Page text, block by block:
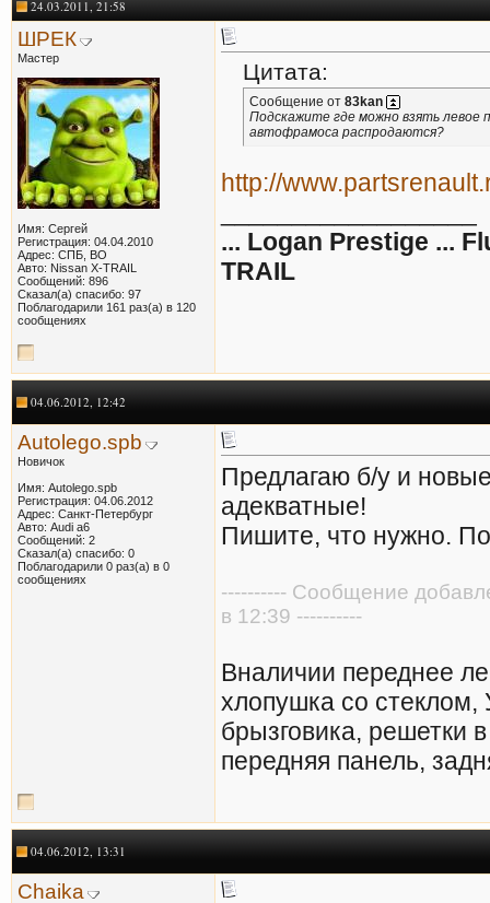
24.03.2011, 21:58
ШРЕК
Мастер
Имя: Сергей
Регистрация: 04.04.2010
Адрес: СПБ, ВО
Авто: Nissan X-TRAIL
Сообщений: 896
Сказал(а) спасибо: 97
Поблагодарили 161 раз(а) в 120
сообщениях
Цитата:
Сообщение от 83kan
Подскажите где можно взять левое
автофрамоса распродаются?
http://
... Logan Prestige ...
TRAIL
04.06.2012, 12:42
Autolego.spb
Новичок
Имя: Autolego.spb
Регистрация: 04.06.2012
Адрес: Санкт-Петербург
Авто: Audi a6
Сообщений: 2
Сказал(а) спасибо: 0
Поблагодарили 0 раз(а) в 0
сообщениях
Предлагаю б/у и
адекватные!
Пишите, что нужно.
---------- Сообщение
в 12:39 ----------
Вналичии переднее
хлопушка со стеклом,
брызговика, решетки
передняя панель,
04.06.2012, 13:31
Chaika